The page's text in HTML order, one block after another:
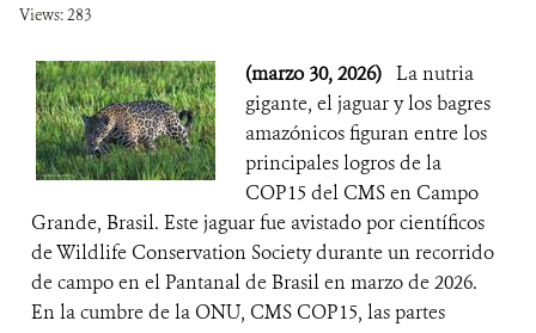
Views: 283
(marzo 30, 2026) La nutria
gigante, el jaguar y los bagres
amazónicos figuran entre los
principales logros de la
COP15 del CMS en Campo
Grande, Brasil. Este jaguar fue avistado por científicos
de Wildlife Conservation Society durante un recorrido
de campo en el Pantanal de Brasil en marzo de 2026.
En la cumbre de la ONU, CMS COP15, las partes